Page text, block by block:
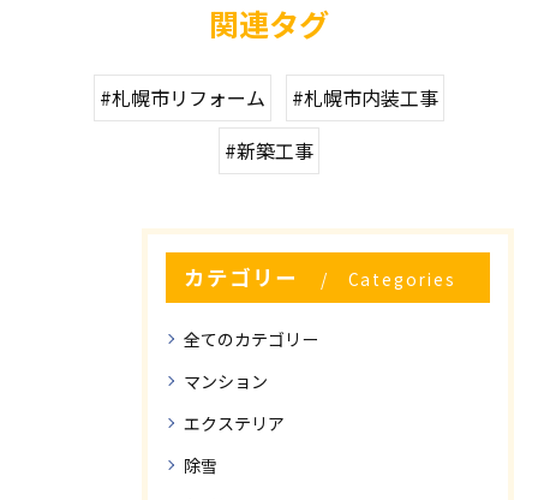
関連タグ
#札幌市リフォーム
#札幌市内装工事
#新築工事
カテゴリー Categories
全てのカテゴリー
マンション
エクステリア
除雪